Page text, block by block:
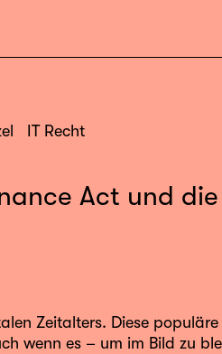
IT Recht
Act und
Zeitalters. Diese
wenn es – um im Bild zu